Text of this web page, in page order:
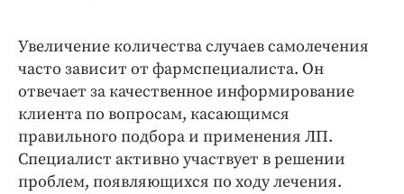
Увеличение количества случаев самолечения
часто зависит от фармспециалиста. Он
отвечает за качественное информирование
клиента по вопросам, касающимся
правильного подбора и применения ЛП.
Специалист активно участвует в решении
проблем, появляющихся по ходу лечения.